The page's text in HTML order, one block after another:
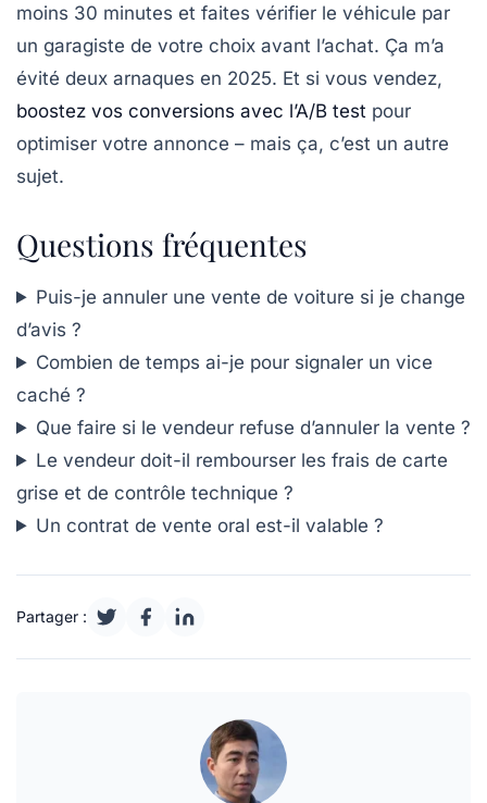
moins 30 minutes et faites vérifier le véhicule par
un garagiste de votre choix avant l’achat. Ça m’a
évité deux arnaques en 2025. Et si vous vendez,
boostez vos conversions avec l’A/B test pour
optimiser votre annonce – mais ça, c’est un autre
sujet.
Questions fréquentes
Puis-je annuler une vente de voiture si je change
d’avis ?
Combien de temps ai-je pour signaler un vice
caché ?
Que faire si le vendeur refuse d’annuler la vente ?
Le vendeur doit-il rembourser les frais de carte
grise et de contrôle technique ?
Un contrat de vente oral est-il valable ?
Partager :